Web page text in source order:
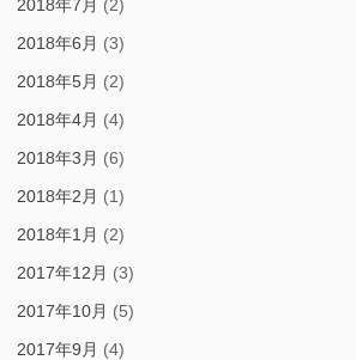
2018年7月 (2)
2018年6月 (3)
2018年5月 (2)
2018年4月 (4)
2018年3月 (6)
2018年2月 (1)
2018年1月 (2)
2017年12月 (3)
2017年10月 (5)
2017年9月 (4)